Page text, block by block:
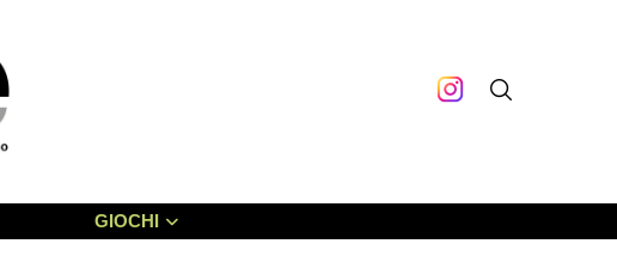
GIOCHI